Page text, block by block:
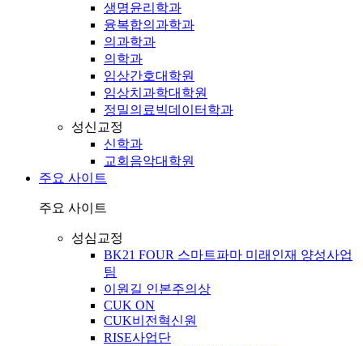
생명윤리학과
융복합의과학과
의과학과
의학과
임상간호대학원
임상치과학대학원
정밀의료빅데이터학과
성신교정
신학과
교회음악대학원
주요 사이트
주요 사이트
성심교정
BK21 FOUR 스마트파마 미래인재 양성사업
팀
이원길 인본주의상
CUK ON
CUK비전혁신원
RISE사업단